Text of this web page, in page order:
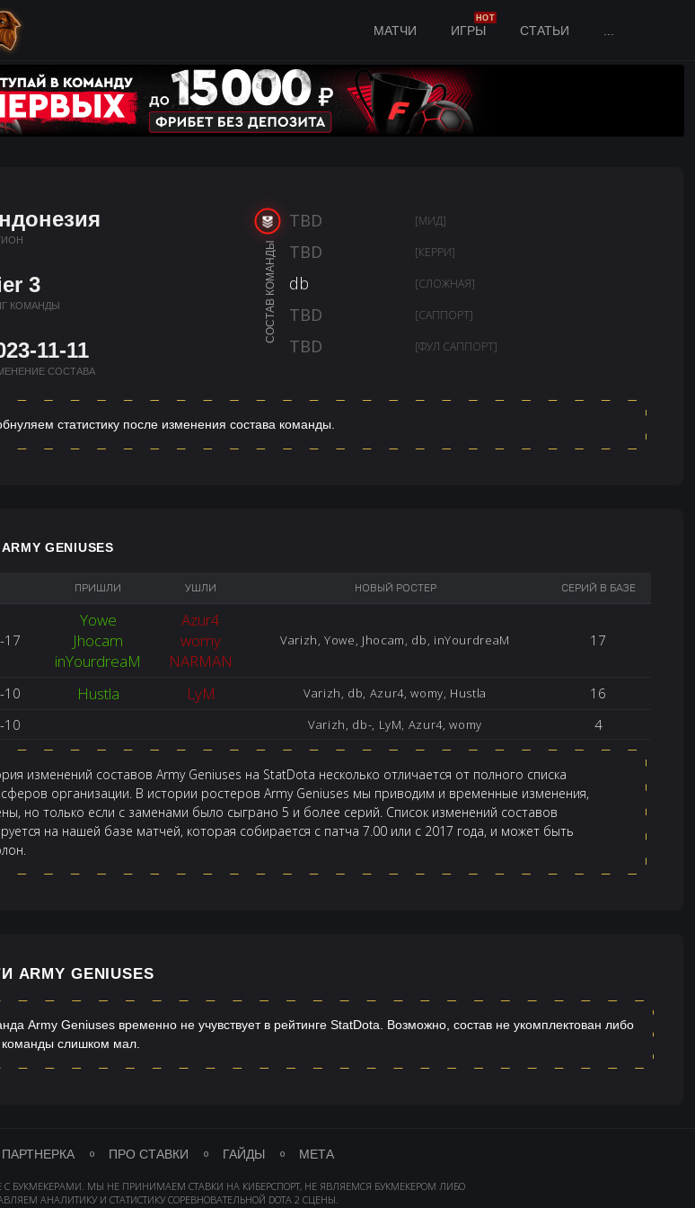
МАТЧИ ИГРЫ
HOT
СТАТЬИ
3
КОМАНДЫ
11-11
СОСТАВА
СОСТАВ КОМАНДЫ
TBD [МИД]
TBD [КЕРРИ]
db [СЛОЖНАЯ]
TBD [САППОРТ]
TBD [ФУЛ САППОРТ]
статистику после изменения состава команды.
GENIUSES
ПРИШЛИ УШЛИ НОВЫЙ РОСТЕР СЕРИЙ В БАЗЕ
17
Yowe
Jhocam
inYourdreaM
Azur4
womy
NARMAN
Varizh, Yowe, Jhocam, db, inYourdreaM 17
10 Hustla LyM Varizh, db, Azur4, womy, Hustla
16
10
Varizh, db-, LyM, Azur4, womy 4
изменений составов Army Geniuses на StatDota несколько отличается от полного списка
организации. В истории ростеров Army Geniuses мы приводим и временные изменения,
но только если с заменами было сыграно 5 и более серий. Список изменений составов
на нашей базе матчей, которая собирается с патча 7.00 или с 2017 года, и может быть
ARMY GENIUSES
Army Geniuses временно не учувствует в рейтинге StatDota. Возможно, состав не укомплектован либо
команды слишком мал.
ПАРТНЕРКА ПРО СТАВКИ ГАЙДЫ МЕТА
С БУКМЕКЕРАМИ. МЫ НЕ ПРИНИМАЕМ СТАВКИ НА КИБЕРСПОРТ, НЕ ЯВЛЯЕМСЯ БУКМЕКЕРОМ ЛИБО
АНАЛИТИКУ И СТАТИСТИКУ СОРЕВНОВАТЕЛЬНОЙ DOTA 2 СЦЕНЫ.